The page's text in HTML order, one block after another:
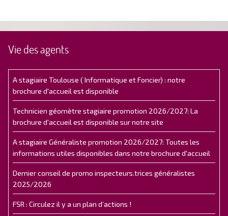
Vie des agents
A stagiaire Toulouse ( Informatique et Foncier) : notre
brochure d'accueil est disponible
Technicien géomètre stagiaire promotion 2026/2027: La
brochure d'accueil est disponible sur notre site
A stagiaire Généraliste promotion 2026/2027: Toutes les
informations utiles disponibles dans notre brochure d'accueil
Dernier conseil de promo inspecteurs.trices généralistes
2025/2026
FSR : Circulez il y a un plan d’actions !